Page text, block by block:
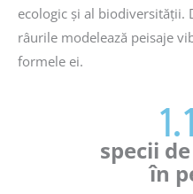
ecologic și al biodiversității.
râurile modelează peisaje
formele ei.
specii
în